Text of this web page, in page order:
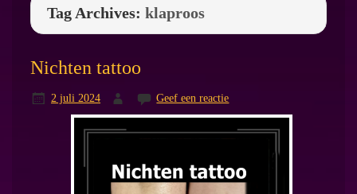
Tag Archives: klaproos
Nichten tattoo
2 juli 2024 Geef een reactie